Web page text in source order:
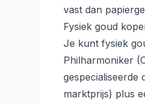
vast dan
Fysiek goud
Je kunt fysiek
Philharmoniker
gespecialiseerde
marktprijs) plus